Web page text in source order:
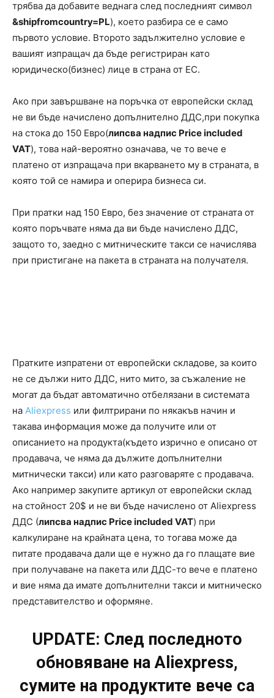
трябва да добавите веднага след последният символ
&shipfromcountry=PL), което разбира се е само
първото условие. Второто задължително условие е
вашият изпращач да бъде регистриран като
юридическо(бизнес) лице в страна от ЕС.
Ако при завършване на поръчка от европейски склад
не ви бъде начислено допълнително ДДС,при покупка
на стока до 150 Евро(липсва надпис Price included
VAT), това най-вероятно означава, че то вече е
платено от изпращача при вкарването му в страната, в
която той се намира и оперира бизнеса си.
При пратки над 150 Евро, без значение от страната от
която поръчвате няма да ви бъде начислено ДДС,
защото то, заедно с митническите такси се начислява
при пристигане на пакета в страната на получателя.
Пратките изпратени от европейски складове, за които
не се дължи нито ДДС, нито мито, за съжаление не
могат да бъдат автоматично отбелязани в системата
на Aliexpress или филтрирани по някакъв начин и
такава информация може да получите или от
описанието на продукта(където изрично е описано от
продавача, че няма да дължите допълнителни
митнически такси) или като разговаряте с продавача.
Ако например закупите артикул от европейски склад
на стойност 20$ и не ви бъде начислено от Aliexpress
ДДС (липсва надпис Price included VAT) при
калкулиране на крайната цена, то тогава може да
питате продавача дали ще е нужно да го плащате вие
при получаване на пакета или ДДС-то вече е платено
и вие няма да имате допълнителни такси и митническо
представителство и оформяне.
UPDATE: След последното
обновяване на Aliexpress,
сумите на продуктите вече са